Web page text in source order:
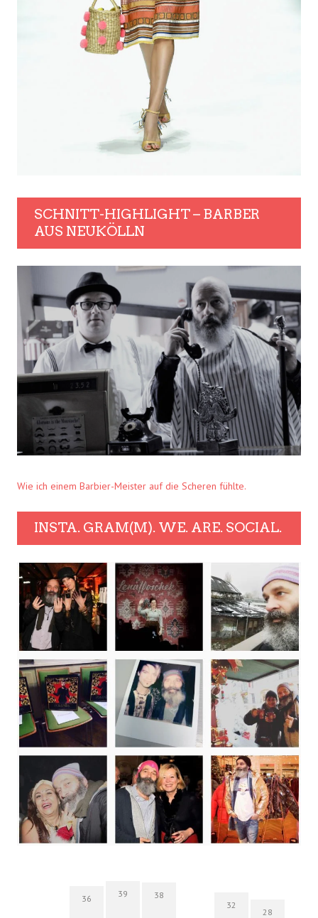
SCHNITT-HIGHLIGHT – BARBER
AUS NEUKÖLLN
Wie ich einem Barbier-Meister auf die Scheren fühlte.
INSTA. GRAM(M). WE. ARE. SOCIAL.
36 39 38
32
28